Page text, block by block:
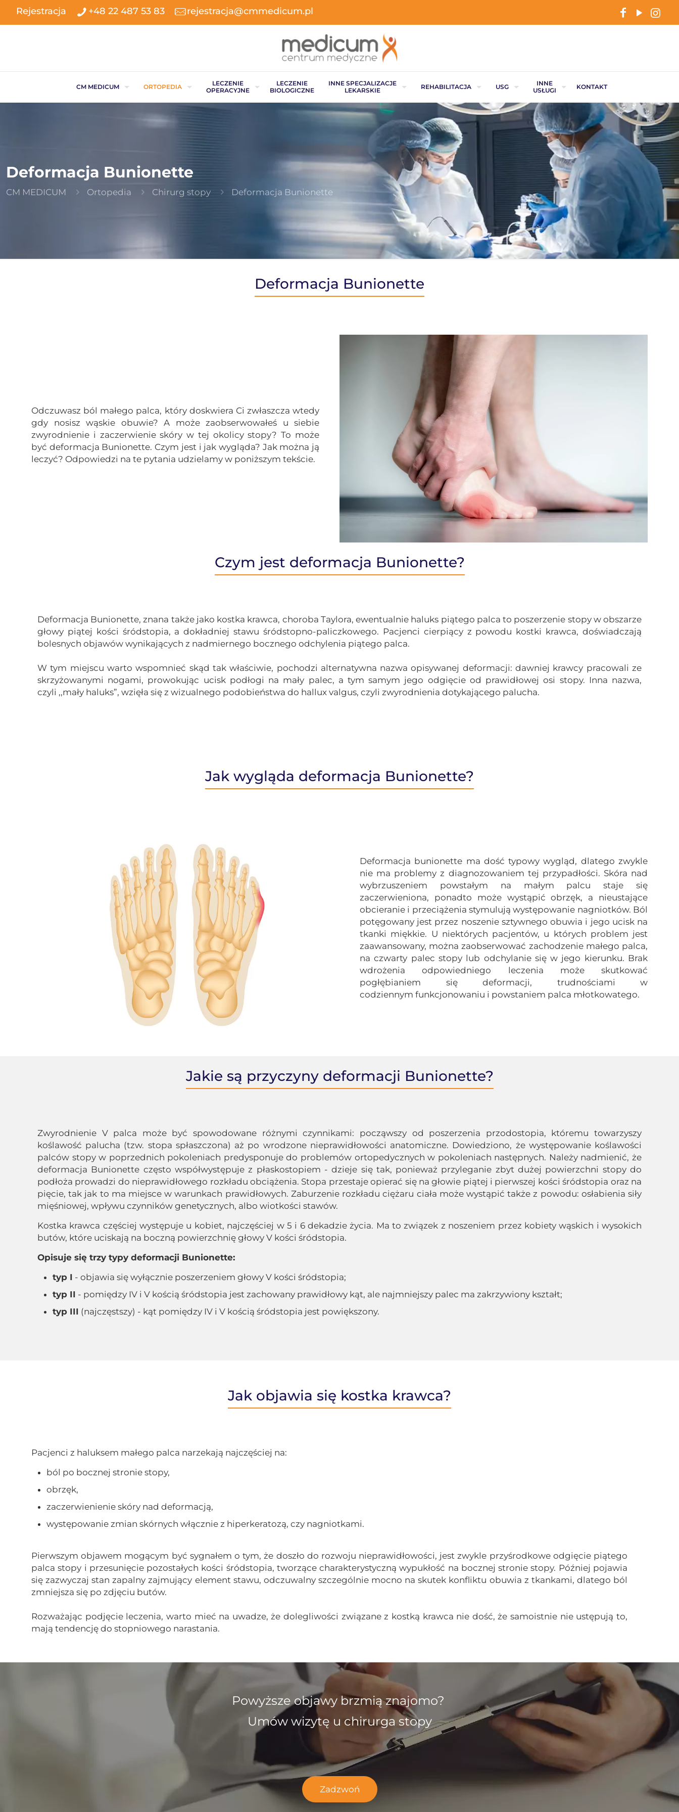
Rejestracja +48 22 487 53 83 rejestracja@cmmedicum.pl
CM MEDICUM ORTOPEDIA
LECZENIE
OPERACYJNE
LECZENIE
BIOLOGICZNE
INNE SPECJALIZACJE
LEKARSKIE
REHABILITACJA USG
INNE
USŁUGI
KONTAKT
Deformacja Bunionette
CM MEDICUM Ortopedia Chirurg stopy Deformacja Bunionette
Deformacja Bunionette
Odczuwasz ból małego palca, który doskwiera Ci zwłaszcza wtedy
gdy nosisz wąskie obuwie? A może zaobserwowałeś u siebie
zwyrodnienie i zaczerwienie skóry w tej okolicy stopy? To może
być deformacja Bunionette. Czym jest i jak wygląda? Jak można ją
leczyć? Odpowiedzi na te pytania udzielamy w poniższym tekście.
Czym jest deformacja Bunionette?
Deformacja Bunionette, znana także jako kostka krawca, choroba Taylora, ewentualnie haluks piątego palca to poszerzenie stopy w obszarze
głowy piątej kości śródstopia, a dokładniej stawu śródstopno-paliczkowego. Pacjenci cierpiący z powodu kostki krawca, doświadczają
bolesnych objawów wynikających z nadmiernego bocznego odchylenia piątego palca.
W tym miejscu warto wspomnieć skąd tak właściwie, pochodzi alternatywna nazwa opisywanej deformacji: dawniej krawcy pracowali ze
skrzyżowanymi nogami, prowokując ucisk podłogi na mały palec, a tym samym jego odgięcie od prawidłowej osi stopy. Inna nazwa,
czyli ,,mały haluks”, wzięła się z wizualnego podobieństwa do hallux valgus, czyli zwyrodnienia dotykającego palucha.
Jak wygląda deformacja Bunionette?
Deformacja bunionette ma dość typowy wygląd, dlatego zwykle
nie ma problemy z diagnozowaniem tej przypadłości. Skóra nad
wybrzuszeniem powstałym na małym palcu staje się
zaczerwieniona, ponadto może wystąpić obrzęk, a nieustające
obcieranie i przeciążenia stymulują występowanie nagniotków. Ból
potęgowany jest przez noszenie sztywnego obuwia i jego ucisk na
tkanki miękkie. U niektórych pacjentów, u których problem jest
zaawansowany, można zaobserwować zachodzenie małego palca,
na czwarty palec stopy lub odchylanie się w jego kierunku. Brak
wdrożenia odpowiedniego leczenia może skutkować
pogłębianiem się deformacji, trudnościami w
codziennym funkcjonowaniu i powstaniem palca młotkowatego.
Jakie są przyczyny deformacji Bunionette?
Zwyrodnienie V palca może być spowodowane różnymi czynnikami: począwszy od poszerzenia przodostopia, któremu towarzyszy
koślawość palucha (tzw. stopa spłaszczona) aż po wrodzone nieprawidłowości anatomiczne. Dowiedziono, że występowanie koślawości
palców stopy w poprzednich pokoleniach predysponuje do problemów ortopedycznych w pokoleniach następnych. Należy nadmienić, że
deformacja Bunionette często współwystępuje z płaskostopiem - dzieje się tak, ponieważ przyleganie zbyt dużej powierzchni stopy do
podłoża prowadzi do nieprawidłowego rozkładu obciążenia. Stopa przestaje opierać się na głowie piątej i pierwszej kości śródstopia oraz na
pięcie, tak jak to ma miejsce w warunkach prawidłowych. Zaburzenie rozkładu ciężaru ciała może wystąpić także z powodu: osłabienia siły
mięśniowej, wpływu czynników genetycznych, albo wiotkości stawów.
Kostka krawca częściej występuje u kobiet, najczęściej w 5 i 6 dekadzie życia. Ma to związek z noszeniem przez kobiety wąskich i wysokich
butów, które uciskają na boczną powierzchnię głowy V kości śródstopia.
Opisuje się trzy typy deformacji Bunionette:
typ I - objawia się wyłącznie poszerzeniem głowy V kości śródstopia;
typ II - pomiędzy IV i V kością śródstopia jest zachowany prawidłowy kąt, ale najmniejszy palec ma zakrzywiony kształt;
typ III (najczęstszy) - kąt pomiędzy IV i V kością śródstopia jest powiększony.
Jak objawia się kostka krawca?
Pacjenci z haluksem małego palca narzekają najczęściej na:
ból po bocznej stronie stopy,
obrzęk,
zaczerwienienie skóry nad deformacją,
występowanie zmian skórnych włącznie z hiperkeratozą, czy nagniotkami.
Pierwszym objawem mogącym być sygnałem o tym, że doszło do rozwoju nieprawidłowości, jest zwykle przyśrodkowe odgięcie piątego
palca stopy i przesunięcie pozostałych kości śródstopia, tworzące charakterystyczną wypukłość na bocznej stronie stopy. Później pojawia
się zazwyczaj stan zapalny zajmujący element stawu, odczuwalny szczególnie mocno na skutek konfliktu obuwia z tkankami, dlatego ból
zmniejsza się po zdjęciu butów.
Rozważając podjęcie leczenia, warto mieć na uwadze, że dolegliwości związane z kostką krawca nie dość, że samoistnie nie ustępują to,
mają tendencję do stopniowego narastania.
Powyższe objawy brzmią znajomo?
Umów wizytę u chirurga stopy
Zadzwoń